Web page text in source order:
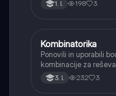
1. l. 198 3
Matematika
Kombinatorika
Ponovili in uporabili
kombinacije za
verjetnosti.
3. l. 232 3